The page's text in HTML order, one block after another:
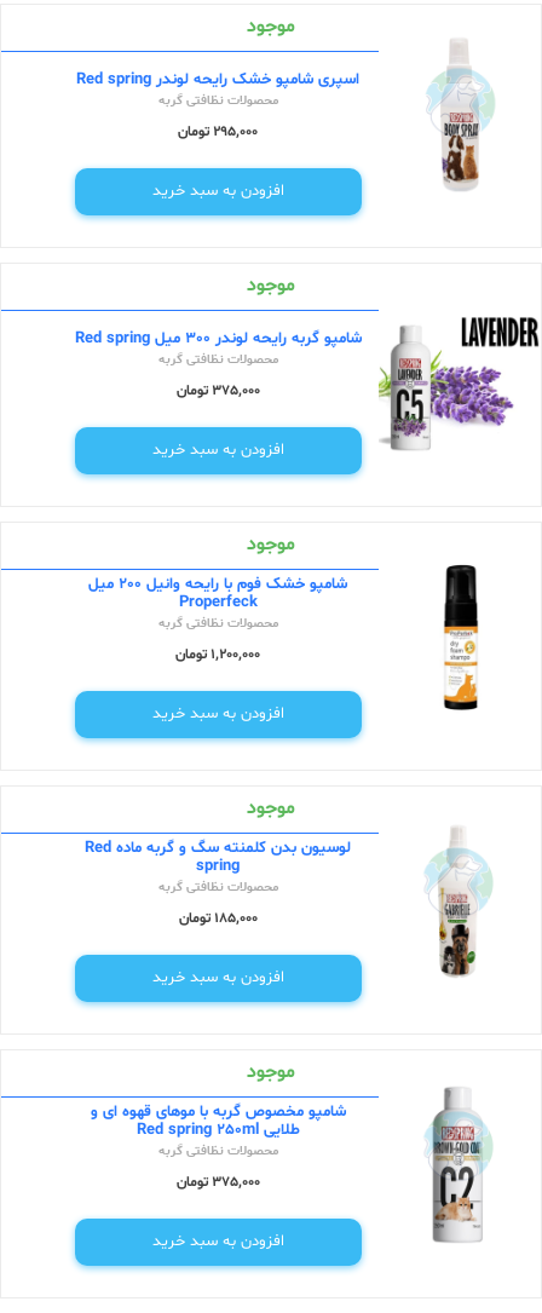
موجود
اسپری شامپو خشک رایحه لوندر Red spring
محصولات نظافتی گربه
295,000 تومان
افزودن به سبد خرید
موجود
شامپو گربه رایحه لوندر 300 میل Red spring
محصولات نظافتی گربه
375,000 تومان
افزودن به سبد خرید
موجود
شامپو خشک فوم با رایحه وانیل 200 میل
Properfeck
محصولات نظافتی گربه
1,200,000 تومان
افزودن به سبد خرید
موجود
لوسیون بدن کلمنته سگ و گربه ماده Red
spring
محصولات نظافتی گربه
185,000 تومان
افزودن به سبد خرید
موجود
شامپو مخصوص گربه با موهای قهوه ای و
طلایی Red spring 250ml
محصولات نظافتی گربه
375,000 تومان
افزودن به سبد خرید